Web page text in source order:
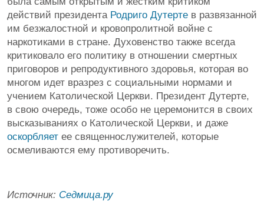
действий президента Родриго Дутерте в развязанной
им безжалостной и кровопролитной войне с
наркотиками в стране. Духовенство также всегда
критиковало его политику в отношении смертных
приговоров и репродуктивного здоровья, которая во
многом идет вразрез с социальными нормами и
учением Католической Церкви. Президент Дутерте,
в свою очередь, тоже особо не церемонится в своих
высказываниях о Католической Церкви, и даже
оскорбляет ее священнослужителей, которые
осмеливаются ему противоречить.
Источник: Седмица.ру